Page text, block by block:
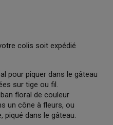
colis soit expédié
pour piquer dans le gâteau
sur tige ou fil.
floral de couleur
un cône à fleurs, ou
piqué dans le gâteau.